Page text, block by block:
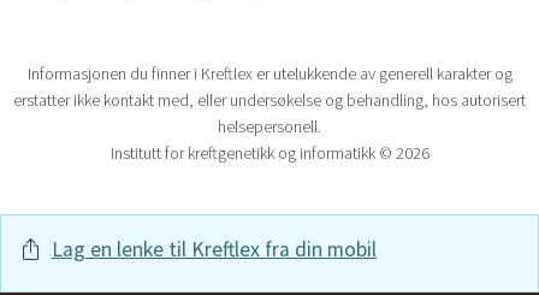
Informasjonen du finner i Kreftlex er utelukkende av generell karakter og
erstatter ikke kontakt med, eller undersøkelse og behandling, hos autorisert
helsepersonell.
Institutt for kreftgenetikk og informatikk © 2026
Lag en lenke til Kreftlex fra din mobil